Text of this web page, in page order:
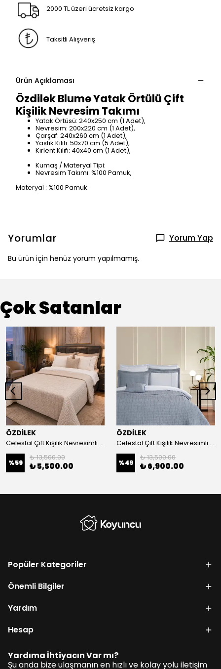
2000 TL üzeri ücretsiz kargo
Taksitli Alışveriş
Ürün Açıklaması
Özdilek Blume Yatak Örtülü Çift
Kişilik Nevresim Takımı
Yatak Örtüsü: 240x250 cm (1 Adet),
Nevresim: 200x220 cm (1 Adet),
Çarşaf: 240x260 cm (1 Adet),
Yastık Kılıfı: 50x70 cm (5 Adet),
Kırlent Kılıfı: 40x40 cm (1 Adet),
Kumaş / Materyal Tipi:
Nevresim Takımı: %100 Pamuk,
Materyal : %100 Pamuk
Yorumlar Yorum Yap
Bu ürün için henüz yorum yapılmamış.
Çok Satanlar
ÖZDİLEK
Celestal Çift Kişilik Nevresimli Yatak Örtüsü-Bej
%59
₺ 13,500.00
₺ 5,500.00
ÖZDİLEK
Celestal Çift Kişilik Nevresimli Yatak Örtüsü-İndigo
%49
₺ 13,500.00
₺ 6,900.00
Popüler Kategoriler
Önemli Bilgiler
Yardım
Hesap
Yardıma İhtiyacın Var mı?
Şu anda bize ulaşmanın en hızlı ve kolay yolu iletişim